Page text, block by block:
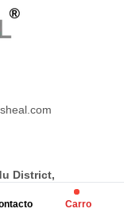
District,
Carro